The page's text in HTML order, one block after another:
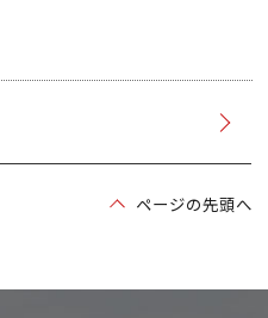
ページの先頭へ